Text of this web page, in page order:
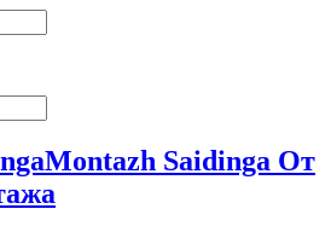
Montazh Saidinga От